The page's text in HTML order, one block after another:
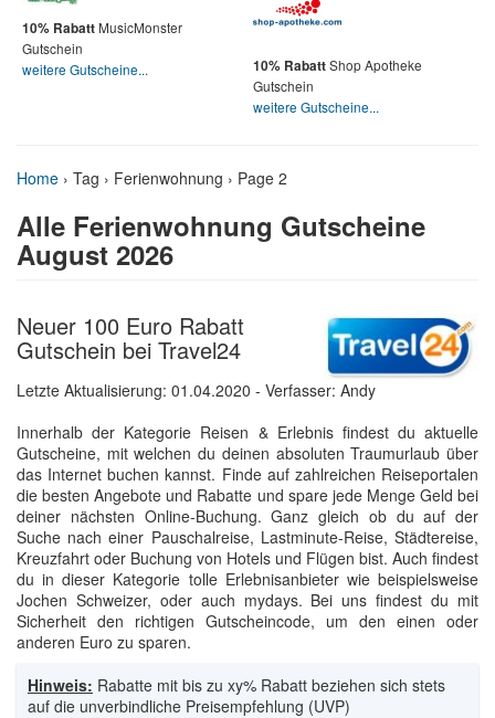
10% Rabatt MusicMonster
Gutschein
weitere Gutscheine...
10% RabattShop Apotheke
Gutschein
weitere Gutscheine...
Home › Tag › Ferienwohnung › Page 2
Alle Ferienwohnung Gutscheine
August 2026
Neuer 100 Euro Rabatt
Gutschein bei Travel24
Letzte Aktualisierung: 01.04.2020 - Verfasser: Andy
Innerhalb der Kategorie Reisen & Erlebnis findest du aktuelle
Gutscheine, mit welchen du deinen absoluten Traumurlaub über
das Internet buchen kannst. Finde auf zahlreichen Reiseportalen
die besten Angebote und Rabatte und spare jede Menge Geld bei
deiner nächsten Online-Buchung. Ganz gleich ob du auf der
Suche nach einer Pauschalreise, Lastminute-Reise, Städtereise,
Kreuzfahrt oder Buchung von Hotels und Flügen bist. Auch findest
du in dieser Kategorie tolle Erlebnisanbieter wie beispielsweise
Jochen Schweizer, oder auch mydays. Bei uns findest du mit
Sicherheit den richtigen Gutscheincode, um den einen oder
anderen Euro zu sparen.
Hinweis: Rabatte mit bis zu xy% Rabatt beziehen sich stets
auf die unverbindliche Preisempfehlung (UVP)